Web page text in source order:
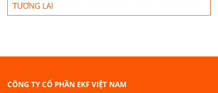
TƯƠNG LAI
CÔNG TY CỔ PHẦN EKF VIỆT NAM